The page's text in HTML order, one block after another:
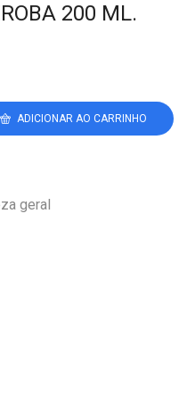
200 ML.
ADICIONAR AO CARRINHO
geral